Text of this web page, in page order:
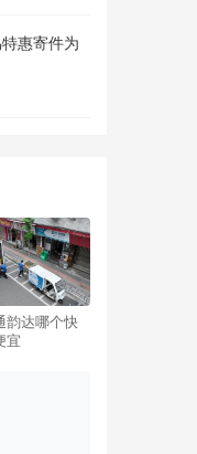
惠寄件为
韵达哪个快
宜